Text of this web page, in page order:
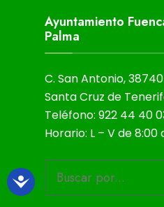
Ayuntamiento
Palma
C. San Antonio,
Santa Cruz de
Teléfono: 922 44 40
Horario: L – V de 8:00